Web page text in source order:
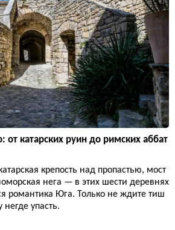
от катарских руин до римских аббат
крепость над пропастью, мост
нега — в этих шести деревнях
романтика Юга. Только не ждите тиш
негде упасть.